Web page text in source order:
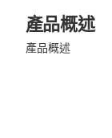
產品概述
產品概述